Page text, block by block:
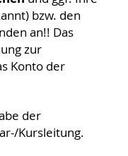
bzw. den
an!! Das
zur
Konto der
der
Kursleitung.